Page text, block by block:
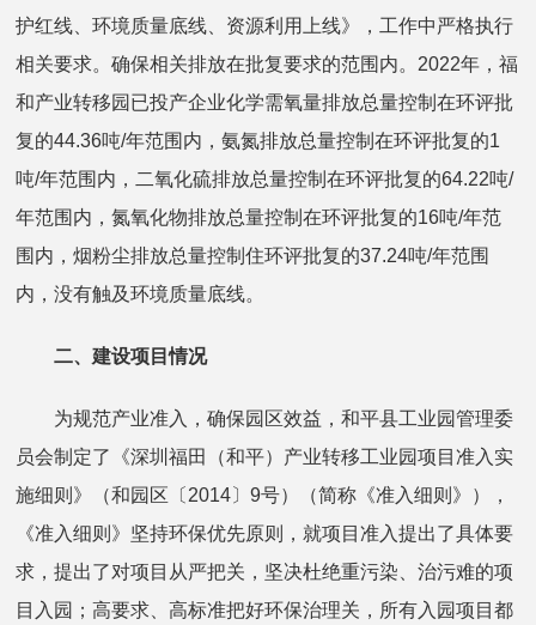
护红线、环境质量底线、资源利用上线》，工作中严格执行
相关要求。确保相关排放在批复要求的范围内。2022年，福
和产业转移园已投产企业化学需氧量排放总量控制在环评批
复的44.36吨/年范围内，氨氮排放总量控制在环评批复的1
吨/年范围内，二氧化硫排放总量控制在环评批复的64.22吨/
年范围内，氮氧化物排放总量控制在环评批复的16吨/年范
围内，烟粉尘排放总量控制住环评批复的37.24吨/年范围
内，没有触及环境质量底线。
二、建设项目情况
为规范产业准入，确保园区效益，和平县工业园管理委
员会制定了《深圳福田（和平）产业转移工业园项目准入实
施细则》（和园区〔2014〕9号）（简称《准入细则》），
《准入细则》坚持环保优先原则，就项目准入提出了具体要
求，提出了对项目从严把关，坚决杜绝重污染、治污难的项
目入园；高要求、高标准把好环保治理关，所有入园项目都